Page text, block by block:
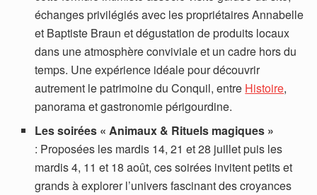
échanges privilégiés avec les propriétaires Annabelle
et Baptiste Braun et dégustation de produits locaux
dans une atmosphère conviviale et un cadre hors du
temps. Une expérience idéale pour découvrir
autrement le patrimoine du Conquil, entre Histoire,
panorama et gastronomie périgourdine.
Les soirées « Animaux & Rituels magiques »
: Proposées les mardis 14, 21 et 28 juillet puis les
mardis 4, 11 et 18 août, ces soirées invitent petits et
grands à explorer l’univers fascinant des croyances